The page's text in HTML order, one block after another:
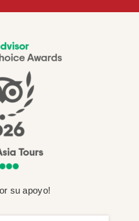
su apoyo!